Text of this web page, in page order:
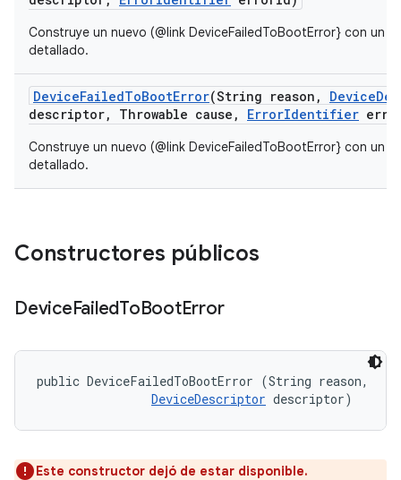
Construye un nuevo (@link DeviceFailedToBootError} con un
detallado.
DeviceFailedToBootError(String reason , Device
descriptor, Throwable cause , ErrorIdentifier
Construye un nuevo (@link DeviceFailedToBootError} con un
detallado.
Constructores públicos
DeviceFailedToBootError
public DeviceFailedToBootError (String reason,
DeviceDescriptor descriptor)
Este constructor dejó de estar disponible.